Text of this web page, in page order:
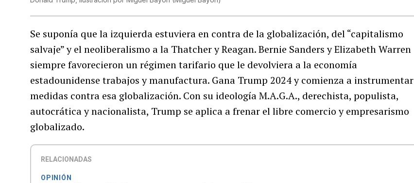
Se suponía que la izquierda estuviera en contra de la globalización, del “capitalismo
salvaje” y el neoliberalismo a la Thatcher y Reagan. Bernie Sanders y Elizabeth Warren
siempre favorecieron un régimen tarifario que le devolviera a la economía
estadounidense trabajos y manufactura. Gana Trump 2024 y comienza a instrumentar
medidas contra esa globalización. Con su ideología M.A.G.A., derechista, populista,
autocrática y nacionalista, Trump se aplica a frenar el libre comercio y empresarismo
globalizado.
RELACIONADAS
OPINIÓN